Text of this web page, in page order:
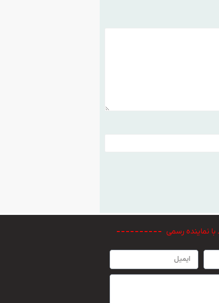
با نماینده رسمی